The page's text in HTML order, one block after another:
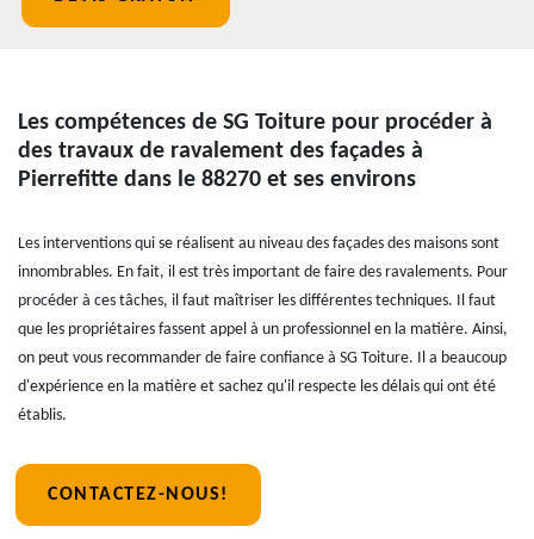
Les compétences de SG Toiture pour procéder à
des travaux de ravalement des façades à
Pierrefitte dans le 88270 et ses environs
Les interventions qui se réalisent au niveau des façades des maisons sont
innombrables. En fait, il est très important de faire des ravalements. Pour
procéder à ces tâches, il faut maîtriser les différentes techniques. Il faut
que les propriétaires fassent appel à un professionnel en la matière. Ainsi,
on peut vous recommander de faire confiance à SG Toiture. Il a beaucoup
d'expérience en la matière et sachez qu'il respecte les délais qui ont été
établis.
CONTACTEZ-NOUS!